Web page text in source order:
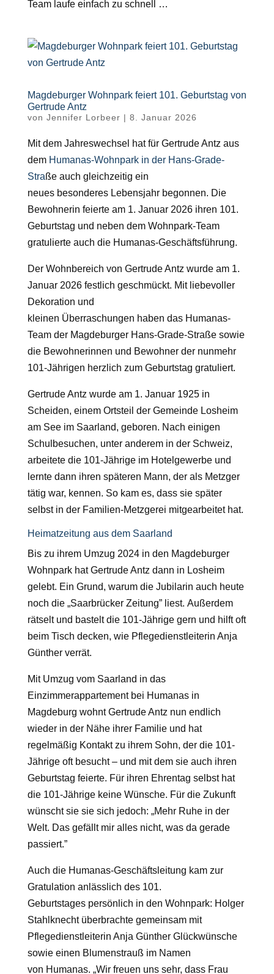
Team laufe einfach zu schnell …
Magdeburger Wohnpark feiert 101. Geburtstag von
Gertrude Antz
von Jennifer Lorbeer | 8. Januar 2026
Mit dem Jahreswechsel hat für Gertrude Antz aus
dem Humanas-Wohnpark in der Hans-Grade-
Straße auch gleichzeitig ein
neues besonderes Lebensjahr begonnen. Die
Bewohnerin feierte am 1. Januar 2026 ihren 101.
Geburtstag und neben dem Wohnpark-Team
gratulierte auch die Humanas-Geschäftsführung.
Der Wohnbereich von Gertrude Antz wurde am 1.
Januar 2026 festlich geschmückt. Mit liebevoller
Dekoration und
kleinen Überraschungen haben das Humanas-
Team der Magdeburger Hans-Grade-Straße sowie
die Bewohnerinnen und Bewohner der nunmehr
101-Jährigen herzlich zum Geburtstag gratuliert.
Gertrude Antz wurde am 1. Januar 1925 in
Scheiden, einem Ortsteil der Gemeinde Losheim
am See im Saarland, geboren. Nach einigen
Schulbesuchen, unter anderem in der Schweiz,
arbeitete die 101-Jährige im Hotelgewerbe und
lernte dann ihren späteren Mann, der als Metzger
tätig war, kennen. So kam es, dass sie später
selbst in der Familien-Metzgerei mitgearbeitet hat.
Heimatzeitung aus dem Saarland
Bis zu ihrem Umzug 2024 in den Magdeburger
Wohnpark hat Gertrude Antz dann in Losheim
gelebt. Ein Grund, warum die Jubilarin auch heute
noch die „Saarbrücker Zeitung” liest. Außerdem
rätselt und bastelt die 101-Jährige gern und hilft oft
beim Tisch decken, wie Pflegedienstleiterin Anja
Günther verrät.
Mit Umzug vom Saarland in das
Einzimmerappartement bei Humanas in
Magdeburg wohnt Gertrude Antz nun endlich
wieder in der Nähe ihrer Familie und hat
regelmäßig Kontakt zu ihrem Sohn, der die 101-
Jährige oft besucht – und mit dem sie auch ihren
Geburtstag feierte. Für ihren Ehrentag selbst hat
die 101-Jährige keine Wünsche. Für die Zukunft
wünscht sie sie sich jedoch: „Mehr Ruhe in der
Welt. Das gefä llt mir alles nicht, was da gerade
passiert.”
Auch die Humanas-Geschäftsleitung kam zur
Gratulation anl ässlich des 101.
Geburtstagespersönlich in den Wohnpark: Holger
Stahlknecht überbrachtegemeinsam mit
Pflegedienstleiterin Anja GüntherGl ückwünsche
sowie einen Blumenstrauß im Namen
von Humanas. „Wir freuen uns sehr, dass Frau